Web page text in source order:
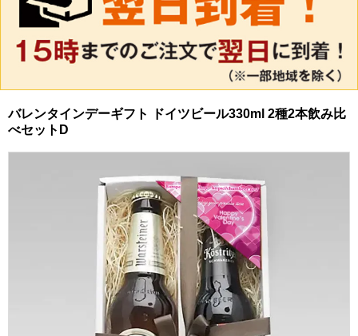
バレンタインデーギフト ドイツビール330ml 2種2本飲み比
べセットD